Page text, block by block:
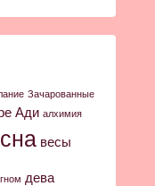
Зачарованные
Ади алхимия
весы
гном дева